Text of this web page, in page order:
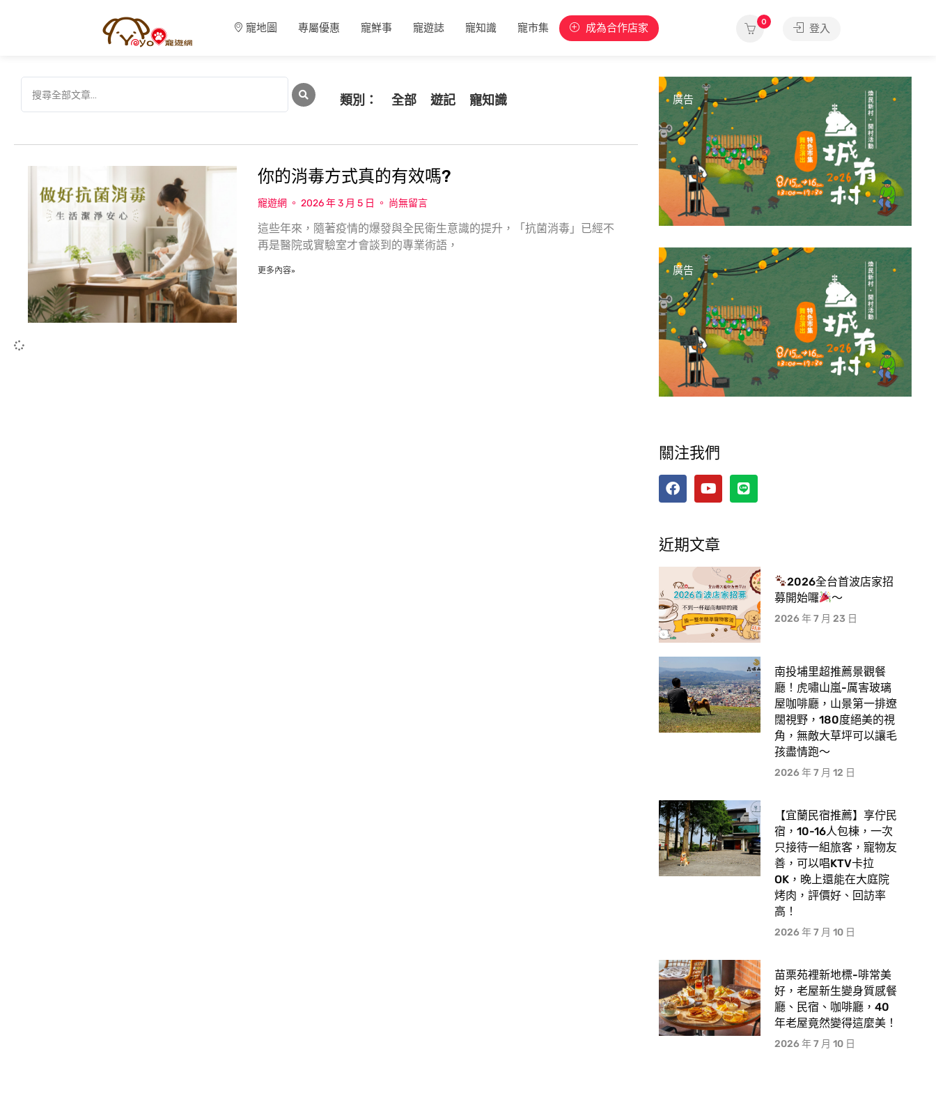
寵地圖 專屬優惠 寵鮮事 寵遊誌 寵知識 寵市集 成為合作店家 0
登入
類別： 全部 遊記 寵知識
你的消毒方式真的有效嗎?
寵遊網 2026 年 3 月 5 日 尚無留言
這些年來，隨著疫情的爆發與全民衛生意識的提升，「抗菌消毒」已經不
再是醫院或實驗室才會談到的專業術語，
更多內容»
廣告
廣告
關注我們
近期文章
2026全台首波店家招
募開始囉
～
2026 年 7 月 23 日
南投埔里超推薦景觀餐
廳！虎嘯山嵐-厲害玻璃
屋咖啡廳，山景第一排遼
闊視野，180度絕美的視
角，無敵大草坪可以讓毛
孩盡情跑〜
2026 年 7 月 12 日
【宜蘭民宿推薦】享佇民
宿，10-16人包棟，一次
只接待一組旅客，寵物友
善，可以唱KTV卡拉
OK，晚上還能在大庭院
烤肉，評價好、回訪率
高！
2026 年 7 月 10 日
苗栗苑裡新地標-啡常美
好，老屋新生變身質感餐
廳、民宿、咖啡廳，40
年老屋竟然變得這麼美！
2026 年 7 月 10 日